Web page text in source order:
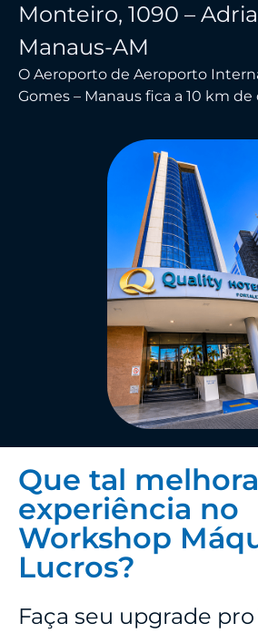
Monteiro, 1090 –
Manaus-AM
O Aeroporto de Aeroporto
Gomes – Manaus fica a 10 km de
Que tal
experiência no
Workshop
Lucros?
Faça seu upgrade pro